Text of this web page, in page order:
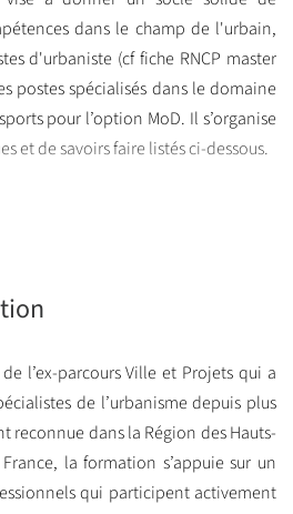
suivi de projets de transport ou de
et Projet Urbain (S2PU) est
qui correspondent à
de l'urbanisme et nécessite des
de phénomènes spatialisés, aux
de définition des enjeux de
de planification (SRADDET,SCOT,
des contextes et enjeux variés y
de renouvellement urbain mettant
de fonciers contraints.
(MoD) du parcours PROGRAM vise à
dans le champ de l'urbain,
d'urbaniste (cf fiche RNCP master
postes spécialisés dans le domaine
pour l’option MoD. Il s’organise
et de savoirs faire listés ci-dessous.
spatialisés, aux fins d’analyses
urbains et de territoire,
territoire y compris fonciers,
de stratégies et de documents
SCOT, PLH, PLU) prenant en
ressource foncière,
l’ex-parcours Ville et Projets qui a
de l’urbanisme depuis plus
reconnue dans la Région des Hauts-
la formation s’appuie sur un
qui participent activement